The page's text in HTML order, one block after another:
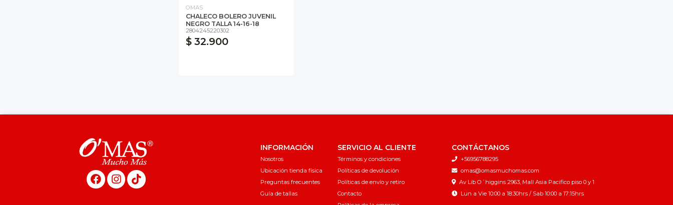
OMAS
CHALECO BOLERO JUVENIL
NEGRO TALLA 14-16-18
2804245220302
$ 32.900
INFORMACIÓN
Nosotros
Ubicación tienda física
Preguntas frecuentes
Guía de tallas
SERVICIO AL CLIENTE
Términos y condiciones
Políticas de devolución
Políticas de envío y retiro
Contacto
CONTÁCTANOS
+56956788295
omas@omasmuchomas.com
Av Lib O´higgins 2963, Mall Asia Pacifico piso 0 y 1
Lun a Vie 10:00 a 18:30hrs / Sab 10:00 a 17:15hrs